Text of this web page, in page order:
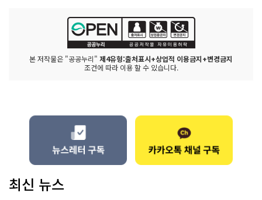
본 저작물은 "공공누리" 제4유형:출처표시+상업적 이용금지+변경금지
조건에 따라 이용 할 수 있습니다.
최신 뉴스